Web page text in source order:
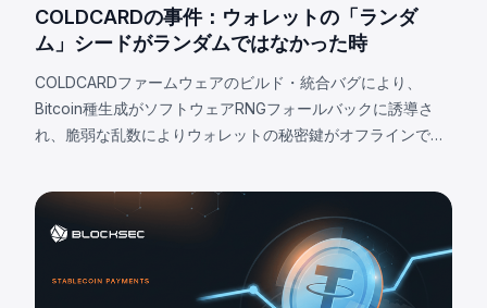
COLDCARDの事件：ウォレットの「ランダ
ム」シードがランダムではなかった時
COLDCARDファームウェアのビルド・統合バグにより、
Bitcoin種生成がソフトウェアRNGフォールバックに誘導さ
れ、脆弱な乱数によりウォレットの秘密鍵がオフラインで復
1,405 BTC（約91億円）、非公式推定では最大2,055 BTCに
上る。